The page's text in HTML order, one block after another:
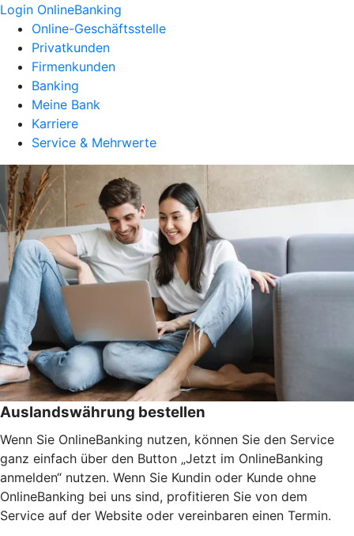
Login OnlineBanking
Online-Geschäftsstelle
Privatkunden
Firmenkunden
Banking
Meine Bank
Karriere
Service & Mehrwerte
Auslandswährung bestellen
Wenn Sie OnlineBanking nutzen, können Sie den Service
ganz einfach über den Button „Jetzt im OnlineBanking
anmelden“ nutzen. Wenn Sie Kundin oder Kunde ohne
OnlineBanking bei uns sind, profitieren Sie von dem
Service auf der Website oder vereinbaren einen Termin.